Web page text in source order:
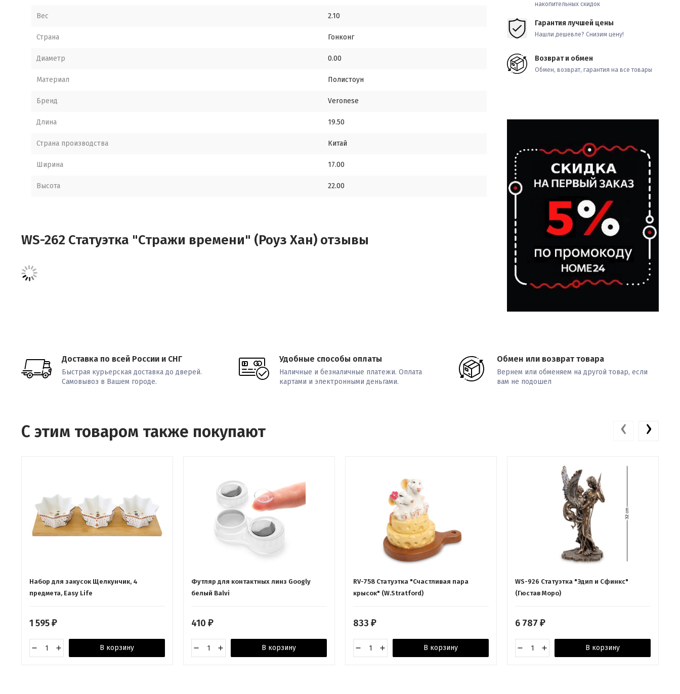
накопительных скидок
Гарантия лучшей цены
Нашли дешевле? Снизим цену!
Возврат и обмен
Обмен, возврат, гарантия на все товары
Вес 2.10
Страна Гонконг
Диаметр 0.00
Материал Полистоун
Бренд Veronese
Длина 19.50
Страна производства Китай
Ширина 17.00
Высота 22.00
WS-262 Статуэтка "Стражи времени" (Роуз Хан) отзывы
Доставка по всей России и СНГ
Быстрая курьерская доставка до дверей.
Самовывоз в Вашем городе.
Удобные способы оплаты
Наличные и безналичные платежи. Оплата
картами и электронными деньгами.
Обмен или возврат товара
Вернем или обменяем на другой товар, если
вам не подошел
С этим товаром также покупают
Набор для закусок Щелкунчик, 4
предмета, Easy Life
1 595 ₽
В корзину
Футляр для контактных линз Googly
белый Balvi
410 ₽
В корзину
RV-758 Статуэтка "Счастливая пара
крысок" (W.Stratford)
833 ₽
В корзину
WS-926 Статуэтка "Эдип и Сфинкс"
(Гюстав Моро)
6 787 ₽
В корзину
‹ ›